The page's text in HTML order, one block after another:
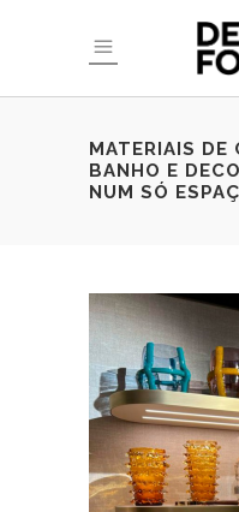
MATERIAIS DE
BANHO E
NUM SÓ